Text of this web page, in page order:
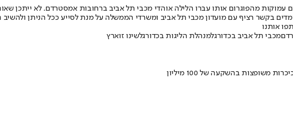
עמוקות מהפוגרום אותו עברו הלילה אוהדי מכבי תל אביב ברחובות אמסטרדם. לא
בקשר רציף עם מועדון מכבי תל אביב ומשרדי הממשלה על מנת לסייע ככל הניתן
אותנו
מכבי תל אביב בכדורגלמנהלת הליגות בכדורגלשינו זוארץ